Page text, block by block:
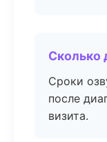
Сколько
Сроки
после
визита.